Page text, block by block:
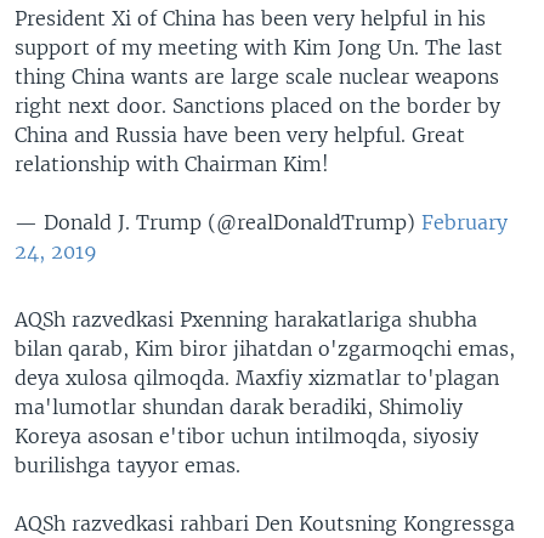
President Xi of China has been very helpful in his
support of my meeting with Kim Jong Un. The last
thing China wants are large scale nuclear weapons
right next door. Sanctions placed on the border by
China and Russia have been very helpful. Great
relationship with Chairman Kim!
— Donald J. Trump (@realDonaldTrump) February
24, 2019
AQSh razvedkasi Pxenning harakatlariga shubha
bilan qarab, Kim biror jihatdan o'zgarmoqchi emas,
deya xulosa qilmoqda. Maxfiy xizmatlar to'plagan
ma'lumotlar shundan darak beradiki, Shimoliy
Koreya asosan e'tibor uchun intilmoqda, siyosiy
burilishga tayyor emas.
AQSh razvedkasi rahbari Den Koutsning Kongressga